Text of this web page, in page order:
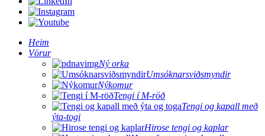
Heim
Vörur
Ný orka
Umsóknarsviðsmyndir
Nýkomur
Tengi í M-röð
Tengi og kapall með
ýta-togi
Hirose tengi og kaplar